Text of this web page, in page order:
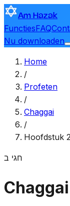
Am Hazak
FunctiesFAQ
Nu downloaden
Home
/
Profeten
/
Chaggai
/
Hoofdstuk
חגי ב
Chaggai